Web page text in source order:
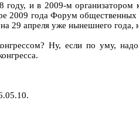
году, и в 2009-м
2009 года Форум
29 апреля уже нынешнего
Ну, если по уму,